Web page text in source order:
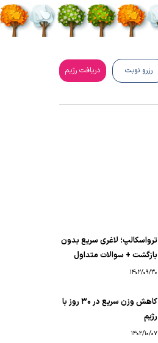
رزرو نوبت دریافت رژیم
ترواسکالپ؛ لاغری سریع بدون
بازگشت + سوالات متداول
1402/09/30
کاهش وزن سریع در ۳۰ روز با
رژیم
1402/10/07